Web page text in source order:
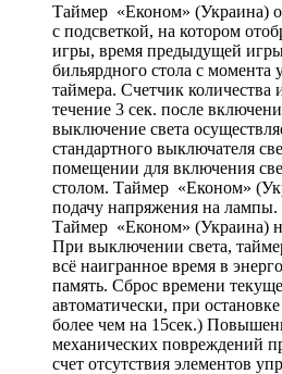
Таймер «Економ» (Украина)
с подсветкой, на котором
игры, время предыдущей
бильярдного стола с момента
таймера. Счетчик количества
течение 3 сек. после
выключение света
стандартного выключателя
помещении для включения
столом. Таймер «Економ»
подачу напряжения на
Таймер «Економ» (Украина)
При выключении света,
всё наигранное время в
память. Сброс времени
автоматически, при
более чем на 15сек.)
механических повреждений
счет отсутствия элементов